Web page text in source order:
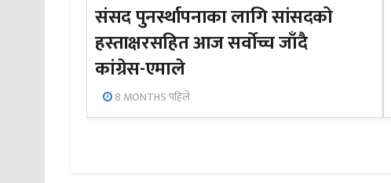
संसद पुनर्स्थापनाका लागि सांसदको
हस्ताक्षरसहित आज सर्वोच्च जाँदै
कांग्रेस-एमाले
8 MONTHS पहिले